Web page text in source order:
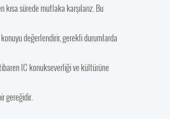
sürede mutlaka karşılarız. Bu
değerlendirir, gerekli durumlarda
IC konukseverliği ve kültürüne
gereğidir.